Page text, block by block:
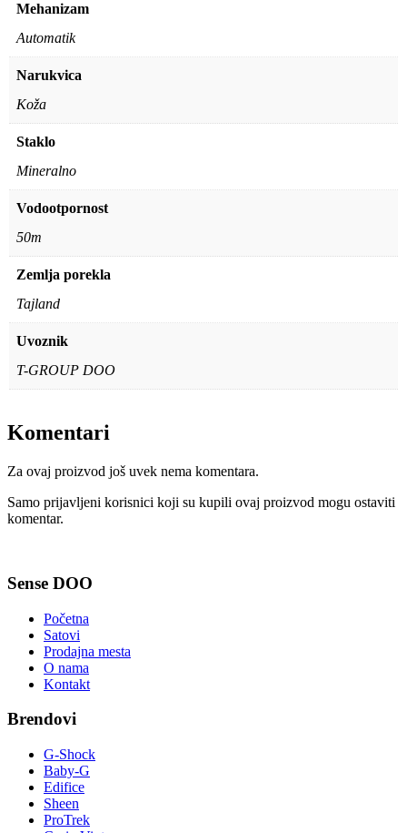
Mehanizam
Automatik
Narukvica
Koža
Staklo
Mineralno
Vodootpornost
50m
Zemlja porekla
Tajland
Uvoznik
T-GROUP DOO
Komentari
Za ovaj proizvod još uvek nema komentara.
Samo prijavljeni korisnici koji su kupili ovaj proizvod mogu ostaviti
komentar.
Sense DOO
Početna
Satovi
Prodajna mesta
O nama
Kontakt
Brendovi
G-Shock
Baby-G
Edifice
Sheen
ProTrek